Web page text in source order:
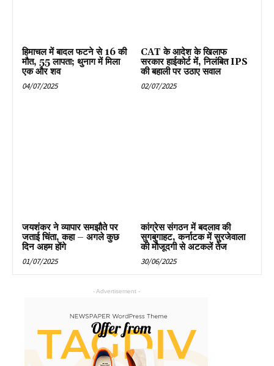
हिमाचल में बादल फटने से 16 की
मौत, 55 लापता; थुनाग में मिला
एक और शव
04/07/2025
CAT के आदेश के खिलाफ
सरकार हाईकोर्ट में, निलंबित IPS
की बहाली पर उठाए सवाल
02/07/2025
जयशंकर ने व्यापार समझौते पर
जताई चिंता, कहा – अगले कुछ
दिन अहम होंगे
01/07/2025
कांग्रेस संगठन में बदलाव की
सुगबुगाहट, कर्नाटक में सुरजेवाला
की मौजूदगी से अटकलें तेज
30/06/2025
- Advertisement -